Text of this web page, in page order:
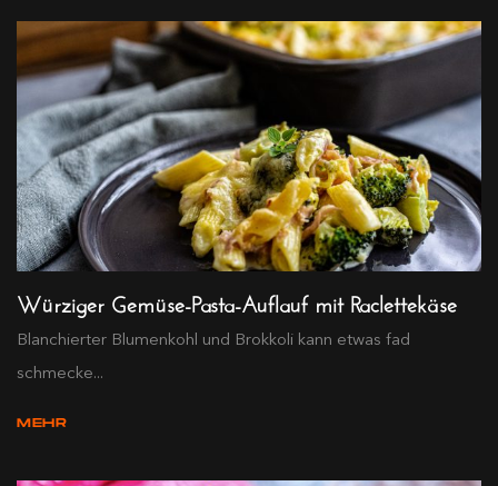
Würziger Gemüse-Pasta-Auflauf mit Raclettekäse
Blanchierter Blumenkohl und Brokkoli kann etwas fad
schmecke...
MEHR